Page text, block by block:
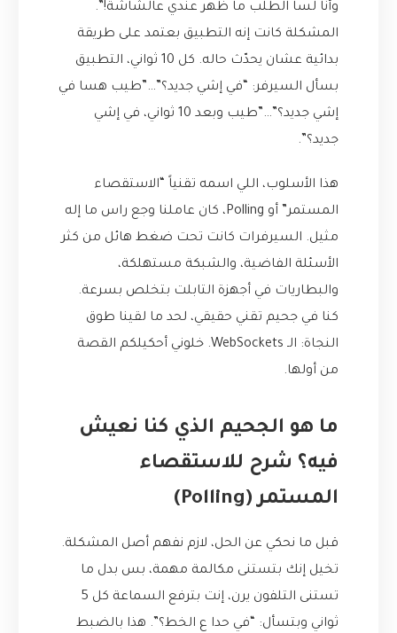
وأنا لسا الطلب ما ظهر عندي عالشاشة!”.
المشكلة كانت إنه التطبيق بعتمد على طريقة
بدائية عشان يحدّث حاله. كل 10 ثواني، التطبيق
بسأل السيرفر: “في إشي جديد؟”…”طيب هسا في
إشي جديد؟”…”طيب وبعد 10 ثواني، في إشي
جديد؟”.
هذا الأسلوب، اللي اسمه تقنياً “الاستقصاء
المستمر” أو Polling، كان عاملنا وجع راس ما إله
مثيل. السيرفرات كانت تحت ضغط هائل من كثر
الأسئلة الفاضية، والشبكة مستهلكة،
والبطاريات في أجهزة التابلت بتخلص بسرعة.
كنا في جحيم تقني حقيقي، لحد ما لقينا طوق
النجاة: الـ WebSockets. خلوني أحكيلكم القصة
من أولها.
ما هو الجحيم الذي كنا نعيش
فيه؟ شرح للاستقصاء
المستمر (Polling)
قبل ما نحكي عن الحل، لازم نفهم أصل المشكلة.
تخيل إنك بتستنى مكالمة مهمة، بس بدل ما
تستنى التلفون يرن، إنت بترفع السماعة كل 5
ثواني وبتسأل: “في حدا ع الخط؟”. هذا بالضبط